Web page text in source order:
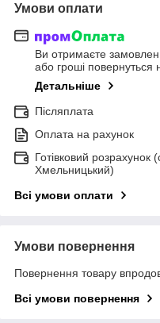
Умови оплати
Ви отримаєте
або гроші повернуться
Детальніше
Післяплата
Оплата на рахунок
Готівковий розрахунок
Хмельницький)
Всі умови оплати
Умови повернення
Повернення товару
Всі умови повернення